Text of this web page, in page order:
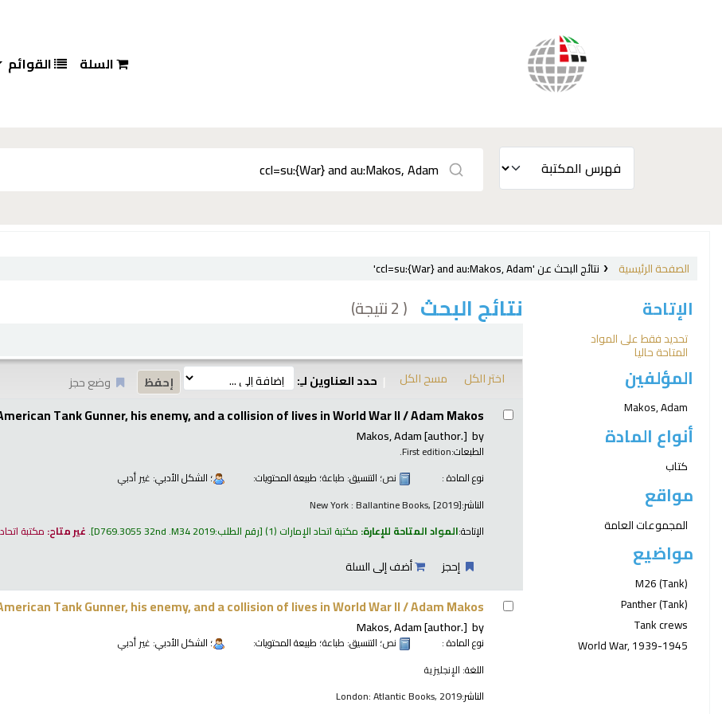
السلة القوائم
الصفحة الرئيسية نتائج البحث عن 'ccl=su:{War} and au:Makos, Adam'
الإتاحة
تحديد فقط على المواد
المتاحة حاليا
المؤلفين
Makos, Adam
أنواع المادة
كتاب
مواقع
المجموعات العامة
مواضيع
M26 (Tank)
Panther (Tank)
Tank crews
World War, 1939-1945
نتائج البحث ( 2 نتيجة)
اختر الكل مسح الكل حدد العناوين لـِ: وضع حجز
نتائج Tank Gunner, his enemy, and a collision of lives in World War II /Adam Makos.
by
Makos, Adam[author.]
الطبعات:First edition.
نوع المادة :
نص؛ التنسيق: طباعة؛ طبيعة المحتويات: ؛ الشكل الأدبي: غير أدبي
الناشر:New York : Ballantine Books, [2019]
الإتاحة:المواد المتاحة للإعارة: مكتبة اتحاد الإمارات (1) رقم الطلب:D769.3055 32nd .M34 2019
.غير متاح: مكتبة
إحجز أضف إلى السلة
Tank Gunner, his enemy, and a collision of lives in World War II /Adam Makos.
by
Makos, Adam[author.]
نوع المادة : نص؛ التنسيق: طباعة؛ طبيعة المحتويات: ؛ الشكل الأدبي: غير أدبي
اللغة: الإنجليزية
الناشر:London: Atlantic Books, 2019